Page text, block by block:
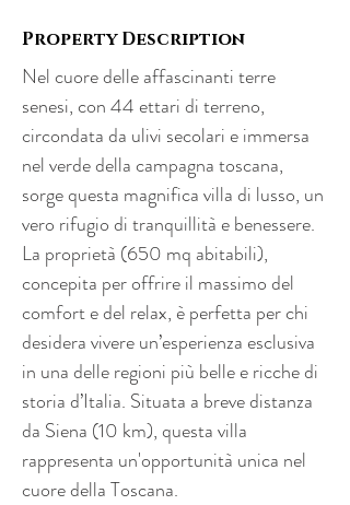
Property Description
Nel cuore delle affascinanti terre
senesi, con 44 ettari di terreno,
circondata da ulivi secolari e immersa
nel verde della campagna toscana,
sorge questa magnifica villa di lusso, un
vero rifugio di tranquillità e benessere.
La proprietà (650 mq abitabili),
concepita per offrire il massimo del
comfort e del relax, è perfetta per chi
desidera vivere un’esperienza esclusiva
in una delle regioni più belle e ricche di
storia d’Italia. Situata a breve distanza
da Siena (10 km), questa villa
rappresenta un'opportunità unica nel
cuore della Toscana.